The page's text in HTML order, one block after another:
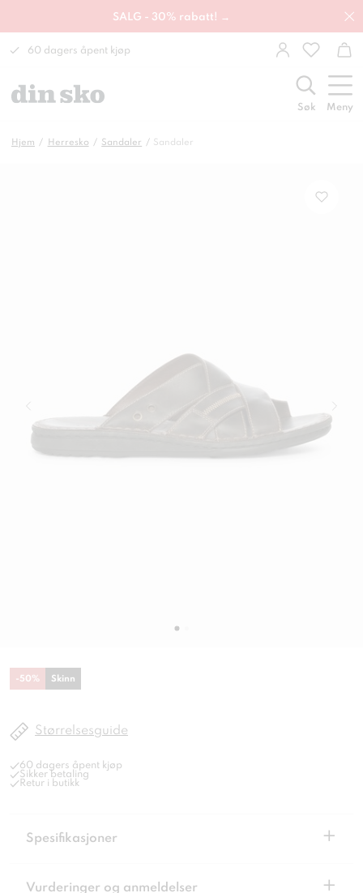
SALG - 30% rabatt! →
60 dagers åpent kjøp
Søk Meny
Hjem Herresko Sandaler Sandaler
-50% Skinn
Størrelsesguide
60 dagers åpent kjøp
Sikker betaling
Retur i butikk
Spesifikasjoner +
Vurderinger og anmeldelser +